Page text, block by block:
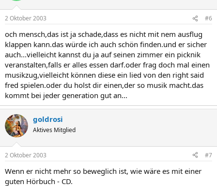
2 Oktober 2003 #6
och mensch,das ist ja schade,dass es nicht mit nem ausflug
klappen kann.das würde ich auch schön finden.und er sicher
auch...vielleicht kannst du ja auf seinen zimmer ein picknik
veranstalten,falls er alles essen darf.oder frag doch mal einen
musikzug,vielleicht können diese ein lied von den right said
fred spielen.oder du holst dir einen,der so musik macht.das
kommt bei jeder generation gut an...
goldrosi
Aktives Mitglied
2 Oktober 2003 #7
Wenn er nicht mehr so beweglich ist, wie wäre es mit einer
guten Hörbuch - CD.